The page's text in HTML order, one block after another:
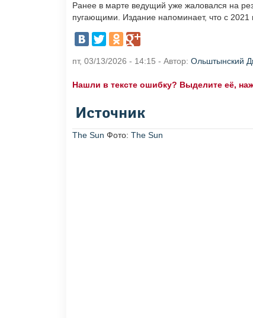
Ранее в марте ведущий уже жаловался на
пугающими. Издание напоминает, что с 2021
пт, 03/13/2026 - 14:15 - Автор: Ольштынский
Нашли в тексте ошибку? Выделите её,
Источник
The Sun Фото: The Sun